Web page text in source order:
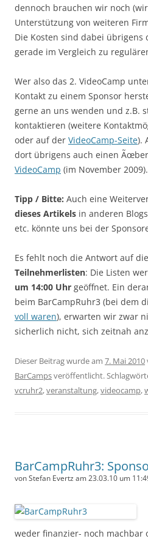
dennoch brauchen wir noch
Unterstützung von weiteren
Die Kosten sind dabei
gerade im Vergleich zu
Wer also das 2. VideoCamp
Kontakt zu einem Sponsor
gerne an uns wenden und z.B.
kontaktieren (weitere
oder auf der VideoCamp-Seite).
dort übrigens auch einen
VideoCamp (im November 2009).
Tipp / Bitte: Auch eine
dieses Artikels in anderen
etc. könnte uns bei der
Es fehlt noch die Antwort auf
Teilnehmerlisten: Die Listen
um 14:00 Uhr geöffnet. Ein
beim BarCampRuhr3 (bei dem
voll waren), erwarten wir zwar
sicherlich nicht, sich zeitnah
Dieser Beitrag wurde am 7. Mai 2010
BarCampsveröffentlicht.
vcruhr2,veranstaltung,videocamp,
BarCampRuhr3:
von Stefan Evertz am 23.03.10 um
weder finanzier- noch machbar